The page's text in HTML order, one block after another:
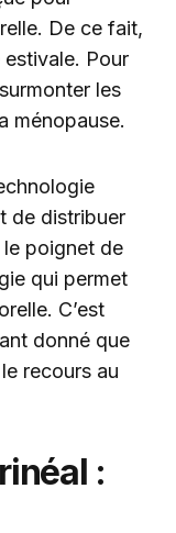
De ce fait,
Pour
les
ménopause.
de distribuer
poignet de
qui permet
C’est
donné que
recours au
: